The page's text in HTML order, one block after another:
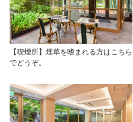
【喫煙所】煙草を嗜まれる方はこちら
でどうぞ。